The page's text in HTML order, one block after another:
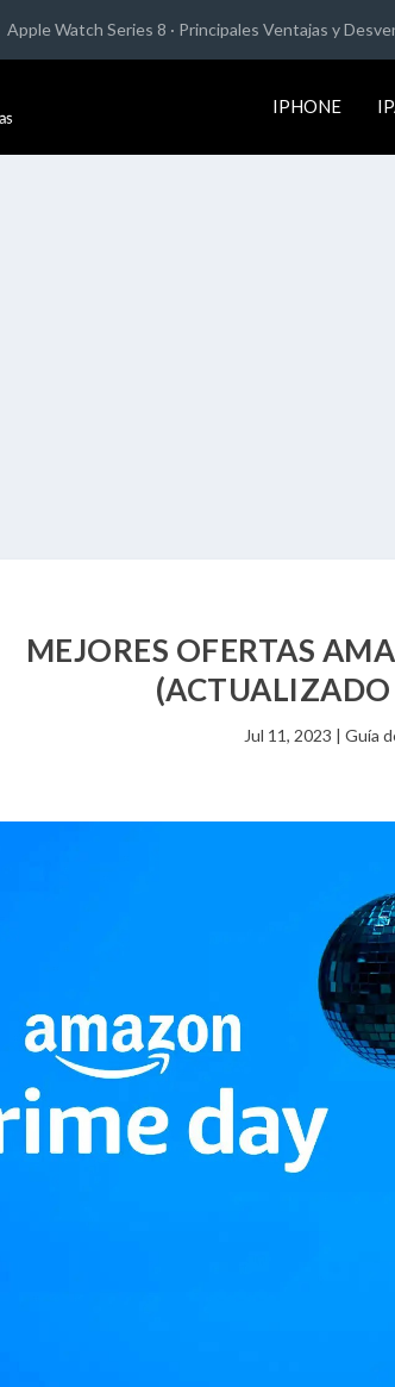
Apple Watch Series 8 · Principales Ventajas y
IPHONE
MEJORES OFERTAS
Jul 11, 2023 | Guía